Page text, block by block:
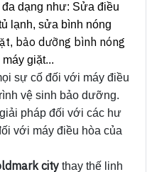
dạng như: Sửa điều
lạnh, sửa bình nóng
, bảo dưỡng bình nóng
máy giặt...
sự cố đối với máy điều
vệ sinh bảo dưỡng.
pháp đối với các hư
với máy điều hòa của
city thay thế linh